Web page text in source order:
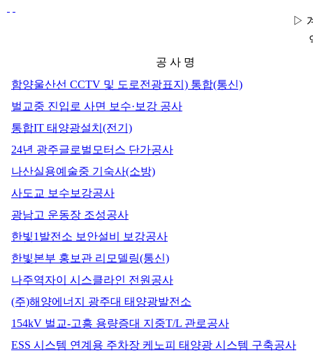
▷
공 사 명
함양울산선 CCTV 및 도로전광표지) 통합(통신)
벌교중 진입로 사면 보수·보강 공사
통합IT 태양광설치(전기)
24년 광주글로벌모터스 단가공사
나산실용예술중 기숙사(소방)
사도교 보수보강공사
광남고 운동장 조성공사
한빛1발전소 보안설비 보강공사
한빛본부 홍보관 리모델링(통신)
나주역자이 시스클라인 전원공사
(주)해양에너지 광주대 태양광발전소
154kV 벌교-고흥 용량증대 지중T/L 관로공사
ESS 시스템 연계용 주차장 케노피 태양광 시스템 구축공사